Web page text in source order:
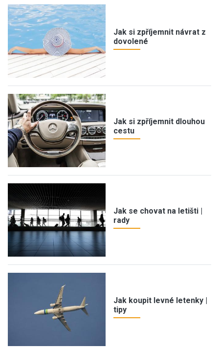
Jak si zpříjemnit návrat z
dovolené
Jak si zpříjemnit dlouhou
cestu
Jak se chovat na letišti |
rady
Jak koupit levné letenky |
tipy